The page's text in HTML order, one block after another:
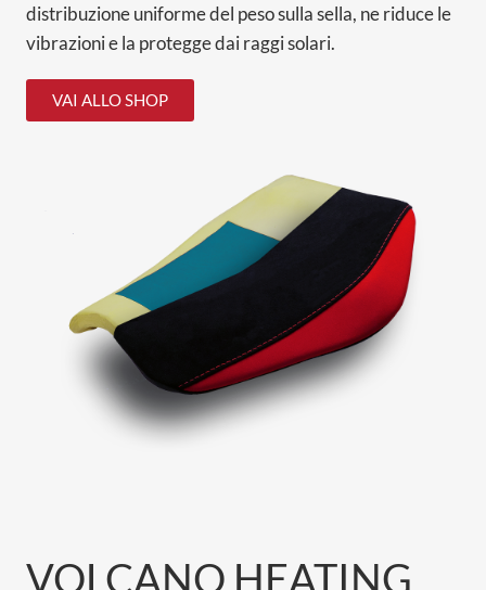
distribuzione uniforme del peso sulla sella, ne riduce le
vibrazioni e la protegge dai raggi solari.
VAI ALLO SHOP
VOLCANO HEATING